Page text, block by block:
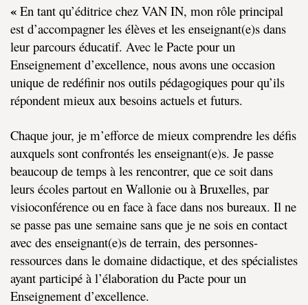
« En tant qu’éditrice chez VAN IN, mon rôle principal
est d’accompagner les élèves et les enseignant(e)s dans
leur parcours éducatif. Avec le Pacte pour un
Enseignement d’excellence, nous avons une occasion
unique de redéfinir nos outils pédagogiques pour qu’ils
répondent mieux aux besoins actuels et futurs.​
Chaque jour, je m’efforce de mieux comprendre les défis
auxquels sont confrontés les enseignant(e)s. Je passe
beaucoup de temps à les rencontrer, que ce soit dans
leurs écoles partout en Wallonie ou à Bruxelles, par
visioconférence ou en face à face dans nos bureaux. Il ne
se passe pas une semaine sans que je ne sois en contact
avec des enseignant(e)s de terrain, des personnes-
ressources dans le domaine didactique, et des spécialistes
ayant participé à l’élaboration du Pacte pour un
Enseignement d’excellence.​